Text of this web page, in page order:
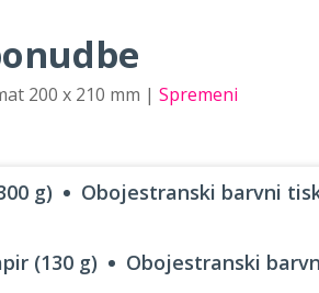
200 x 210 mm | Spremeni
g) Obojestranski barvni
(130 g) Obojestranski